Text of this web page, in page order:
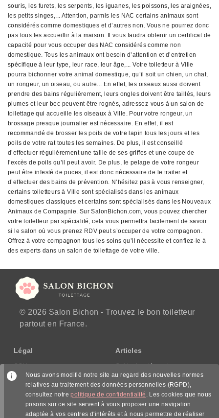
souris, les furets, les serpents, les iguanes, les poissons, les araignées,
les petits singes,... Attention, parmis les NAC certains animaux sont
considérés comme domestiques et d’autres non. Vous ne pourrez donc
pas tous les accueillir à la maison. Il vous faudra obtenir un certificat de
capacité pour vous occuper des NAC considérés comme non
domestique. Tous les animaux ont besoin d’attention et d’entretien
spécifique à leur type, leur race, leur âge,... Votre toiletteur à Ville
pourra bichonner votre animal domestique, qu’il soit un chien, un chat,
un rongeur, un oiseau, ou autre... En effet, les oiseaux aussi doivent
prendre des bains régulièrement, leurs ongles doivent être taillés, leurs
plumes et leur bec peuvent être rognés, adressez-vous à un salon de
toilettage qui accueille les oiseaux à Ville. Pour votre rongeur, un
brossage presque journalier est nécessaire. En effet, il est
recommandé de brosser les poils de votre lapin tous les jours et les
poils de votre rat toutes les semaines. De plus, il est conseillé
d’effectuer régulièrement une taille de ses griffes et une coupe de
l'excès de poils qu’il peut avoir. De plus, le pelage de votre rongeur
peut être infesté de puces, il est donc nécessaire de le traiter et
d’effectuer des bains de prévention. N’hésitez pas à vous renseigner,
certains toiletteurs à Ville sont spécialisés dans les animaux
domestiques classiques et certains sont spécialisés dans les Nouveaux
Animaux de Compagnie. Sur SalonBichon.com, vous pouvez chercher
votre toiletteur par spécialité, cela vous permettra facilement de savoir
si le salon où vous prenez RDV peut s’occuper de votre compagnon.
Offrez à votre compagnon tous les soins qu’il nécessite et confiez-le à
des experts dans un salon de toilettage de votre ville.
© 2026 Salon Bichon - Trouvez le bon toiletteur
partout en France.
Légal
CGU
CGV/CPPS
Politique de confidentialité
Articles
Guide des démarches
Nous avons modifié notre site au regard des nouvelles normes
relatives au traitement des données personnelles (RGPD),
consultez notrepolitique de confidentialité . Les cookies que nous
posons sur ce site servent à vous proposer une navigation
adaptée à vos centres d'intérêts et à nous permettre de réaliser